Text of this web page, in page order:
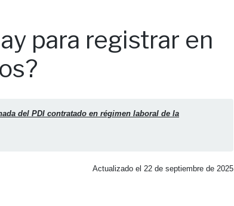
para registrar en
del PDI contratado en régimen laboral de la
Actualizado el 22 de septiembre de 2025